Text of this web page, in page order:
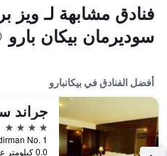
فنادق مشابهة لـ ويز
سوديرمان بيكان بارو
أفضل الفنادق في بيكانبارو
4 نجوم
0.0 كيلومتر عن وسط المدينة